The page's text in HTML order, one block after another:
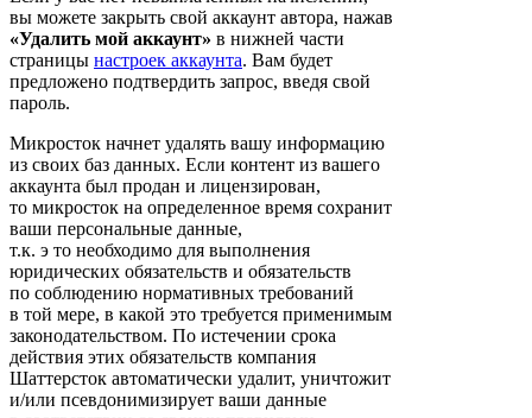
вы можете закрыть свой аккаунт автора, нажав
«Удалить мой аккаунт» в нижней части
страницы настроек аккаунта. Вам будет
предложено подтвердить запрос, введя свой
пароль.
Микросток начнет удалять вашу информацию
из своих баз данных. Если контент из вашего
аккаунта был продан и лицензирован,
то микросток на определенное время сохранит
ваши персональные данные,
т.к. э то необходимо для выполнения
юридических обязательств и обязательств
по соблюдению нормативных требований
в той мере, в какой это требуется применимым
законодательством. По истечении срока
действия этих обязательств компания
Шаттерсток автоматически удалит, уничтожит
и/или псевдонимизирует ваши данные